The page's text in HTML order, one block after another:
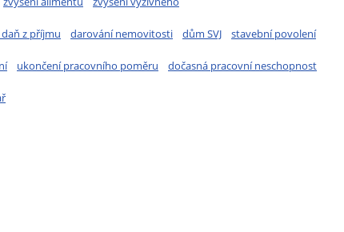
z příjmu darování nemovitosti dům SVJ stavební povolení
ukončení pracovního poměru dočasná pracovní neschopnost